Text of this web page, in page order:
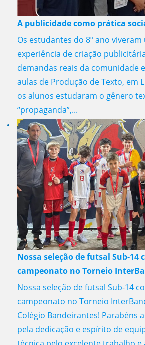
A publicidade como prática
Os estudantes do 8º ano
experiência de criação
demandas reais da comunidade
aulas de Produção de Texto, em
os alunos estudaram o gênero
“propaganda”,...
Nossa seleção de futsal Sub-14
campeonato no Torneio
Nossa seleção de futsal Sub-14
campeonato no Torneio
Colégio Bandeirantes! Parabéns
pela dedicação e espírito de